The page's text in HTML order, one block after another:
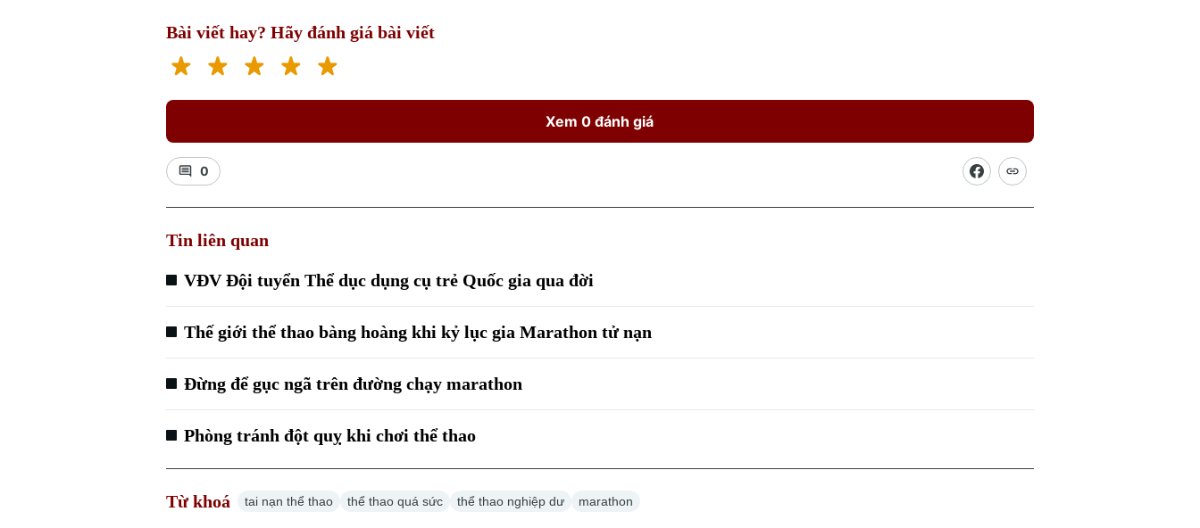
Bài viết hay? Hãy đánh giá bài viết
Xem 0 đánh giá
0
Tin liên quan
VĐV Đội tuyển Thể dục dụng cụ trẻ Quốc gia qua đời
Thế giới thể thao bàng hoàng khi kỷ lục gia Marathon tử nạn
Đừng để gục ngã trên đường chạy marathon
Phòng tránh đột quỵ khi chơi thể thao
Từ khoá tai nạn thể thao thể thao quá sức thể thao nghiệp dư marathon